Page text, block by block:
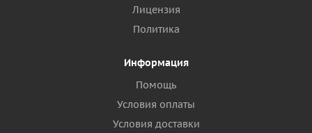
Лицензия
Политика
Информация
Помощь
Условия оплаты
Условия доставки